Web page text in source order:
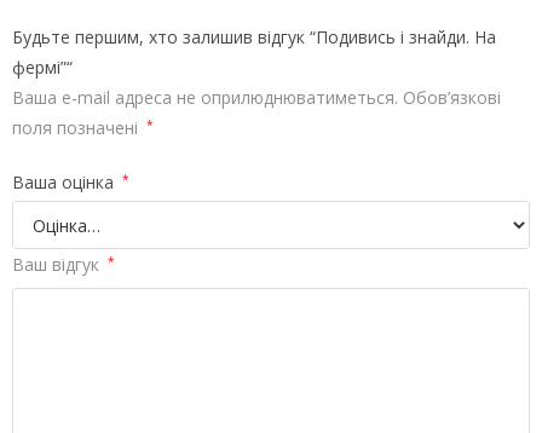
Будьте першим, хто залишив відгук “Подивись і знайди. На
фермі”“
Ваша e-mail адреса не оприлюднюватиметься. Обов’язкові
поля позначені *
Ваша оцінка *
Ваш відгук *